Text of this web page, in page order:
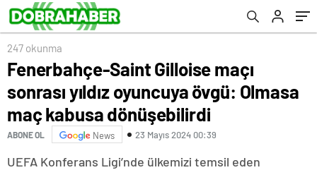
dönüşebilirdi
247 okunma
Fenerbahçe-Saint Gilloise maçı
sonrası yıldız oyuncuya övgü: Olmasa
maç kabusa dönüşebilirdi
ABONE OL News 23 Mayıs 2024 00:39
UEFA Konferans Ligi’nde ülkemizi temsil eden